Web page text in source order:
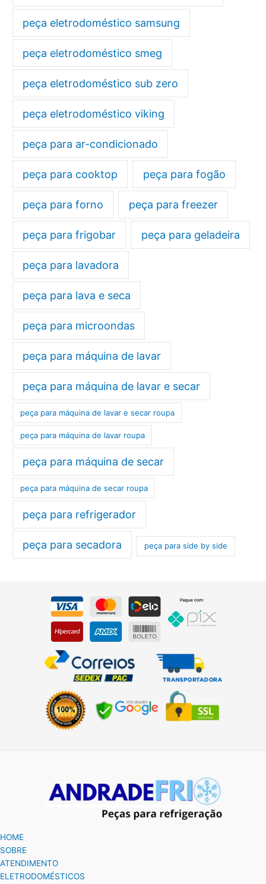
peça eletrodoméstico samsung
peça eletrodoméstico smeg
peça eletrodoméstico sub zero
peça eletrodoméstico viking
peça para ar-condicionado
peça para cooktop peça para fogão
peça para forno peça para freezer
peça para frigobar peça para geladeira
peça para lavadora
peça para lava e seca
peça para microondas
peça para máquina de lavar
peça para máquina de lavar e secar
peça para máquina de lavar e secar roupa
peça para máquina de lavar roupa
peça para máquina de secar
peça para máquina de secar roupa
peça para refrigerador
peça para secadora peça para side by side
HOME
SOBRE
ATENDIMENTO
ELETRODOMÉSTICOS